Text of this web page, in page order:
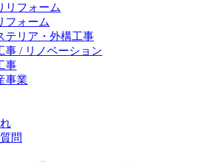
リフォーム
フォーム
テリア・外構工事
事 / リノベーション
事
事業
問